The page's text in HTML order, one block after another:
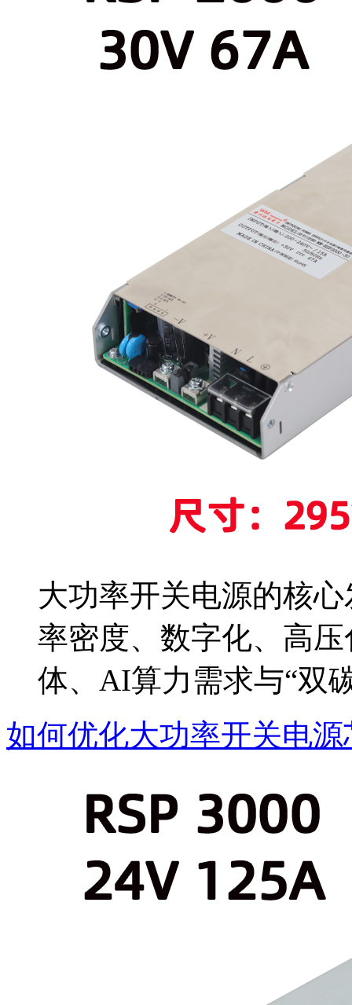
大功率开关电源的核
率密度、数字化、高
体、AI算力需求与“双
如何优化大功率开关电